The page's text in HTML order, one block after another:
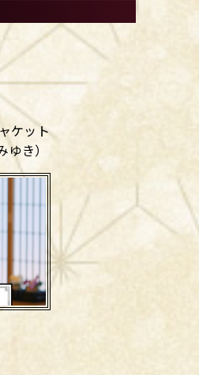
ケット
ゆき）